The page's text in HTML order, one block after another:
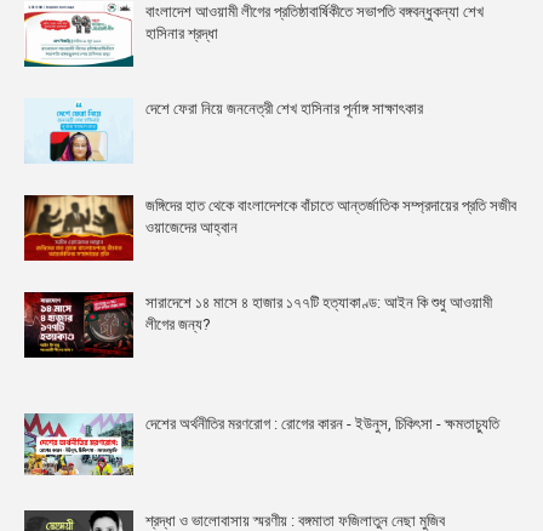
বাংলাদেশ আওয়ামী লীগের প্রতিষ্ঠাবার্ষিকীতে সভাপতি বঙ্গবন্ধুকন্যা শেখ
হাসিনার শ্রদ্ধা
দেশে ফেরা নিয়ে জননেত্রী শেখ হাসিনার পূর্নাঙ্গ সাক্ষাৎকার
জঙ্গিদের হাত থেকে বাংলাদেশকে বাঁচাতে আন্তর্জাতিক সম্প্রদায়ের প্রতি সজীব
ওয়াজেদের আহ্বান
সারাদেশে ১৪ মাসে ৪ হাজার ১৭৭টি হত্যাকাণ্ড: আইন কি শুধু আওয়ামী
লীগের জন্য?
দেশের অর্থনীতির মরণরোগ : রোগের কারন - ইউনুস, চিকিৎসা - ক্ষমতাচ্যুতি
শ্রদ্ধা ও ভালোবাসায় স্মরণীয় : বঙ্গমাতা ফজিলাতুন নেছা মুজিব